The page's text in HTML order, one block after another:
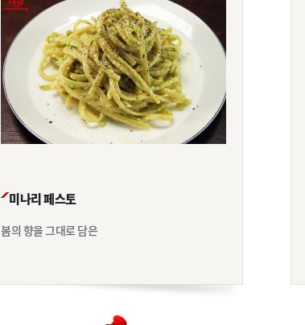
미나리 페스토
봄의 향을 그대로 담은